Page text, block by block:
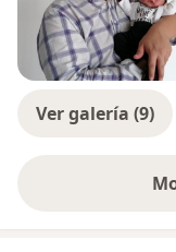
Ver galería (9)